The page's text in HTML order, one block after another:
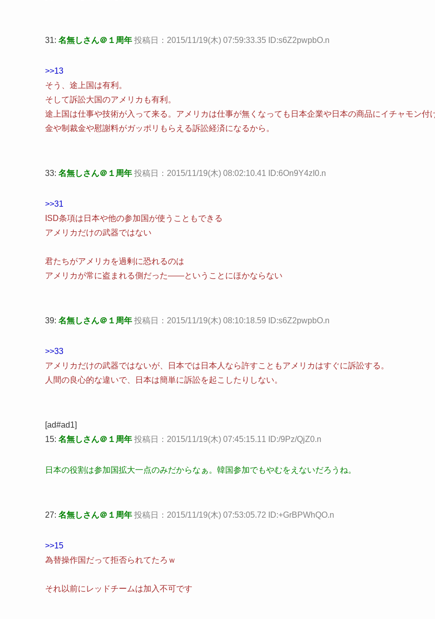
31: 名無しさん＠１周年 投稿日：2015/11/19(木) 07:59:33.35 ID:s6Z2pwpbO.n
>>13
そう、途上国は有利。
そして訴訟大国のアメリカも有利。
途上国は仕事や技術が入って来る。アメリカは仕事が無くなっても日本企業や日本の商品にイチャモン付
金や制裁金や慰謝料がガッポリもらえる訴訟経済になるから。
33: 名無しさん＠１周年 投稿日：2015/11/19(木) 08:02:10.41 ID:6On9Y4zI0.n
>>31
ISD条項は日本や他の参加国が使うこともできる
アメリカだけの武器ではない
君たちがアメリカを過剰に恐れるのは
アメリカが常に盗まれる側だった――ということにほかならない
39: 名無しさん＠１周年 投稿日：2015/11/19(木) 08:10:18.59 ID:s6Z2pwpbO.n
>>33
アメリカだけの武器ではないが、日本では日本人なら許すこともアメリカはすぐに訴訟する。
人間の良心的な違いで、日本は簡単に訴訟を起こしたりしない。
[ad#ad1]
15: 名無しさん＠１周年 投稿日：2015/11/19(木) 07:45:15.11 ID:/9Pz/QjZ0.n
日本の役割は参加国拡大一点のみだからなぁ。韓国参加でもやむをえないだろうね。
27: 名無しさん＠１周年 投稿日：2015/11/19(木) 07:53:05.72 ID:+GrBPWhQO.n
>>15
為替操作国だって拒否られてたろｗ
それ以前にレッドチームは加入不可です